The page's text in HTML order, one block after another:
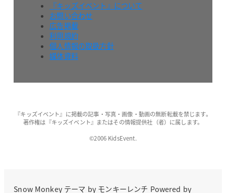
『キッズイベント』について
お問い合わせ
広告掲載
利用規約
個人情報の取扱方針
媒体資料
『キッズイベント』に掲載の記事・写真・画像・動画の無断転載を禁じます。
著作権は『キッズイベント』またはその情報提供社（者）に属します。
©2006 KidsEvent.
Snow Monkeyテーマ by モンキーレンチ Powered by